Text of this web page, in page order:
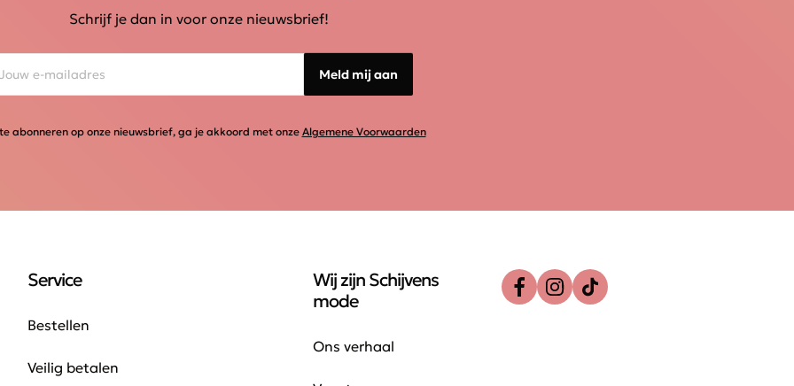
Schrijf je dan in voor onze nieuwsbrief!
Meld mij aan
abonneren op onze nieuwsbrief, ga je akkoord met onze Algemene Voorwaarden
Service
Bestellen
Veilig betalen
Wij zijn Schijvens
mode
Ons verhaal